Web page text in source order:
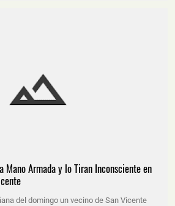
Mano Armada y lo Tiran Inconsciente en
del domingo un vecino de San Vicente